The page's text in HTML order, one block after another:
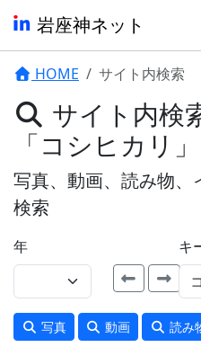
岩座神ネット
HOME サイト内検索
サイト内検
「コシヒカリ」
写真、動画、読み物、
検索
年 キ
写真 動画 読み